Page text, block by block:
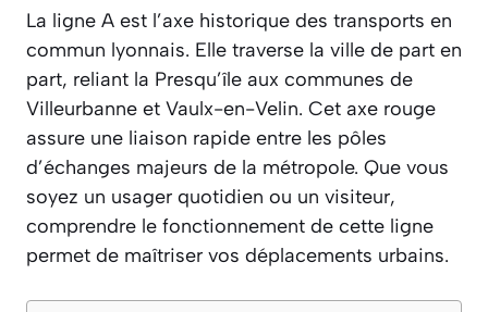
La ligne A est l’axe historique des transports en
commun lyonnais. Elle traverse la ville de part en
part, reliant la Presqu’île aux communes de
Villeurbanne et Vaulx-en-Velin. Cet axe rouge
assure une liaison rapide entre les pôles
d’échanges majeurs de la métropole. Que vous
soyez un usager quotidien ou un visiteur,
comprendre le fonctionnement de cette ligne
permet de maîtriser vos déplacements urbains.